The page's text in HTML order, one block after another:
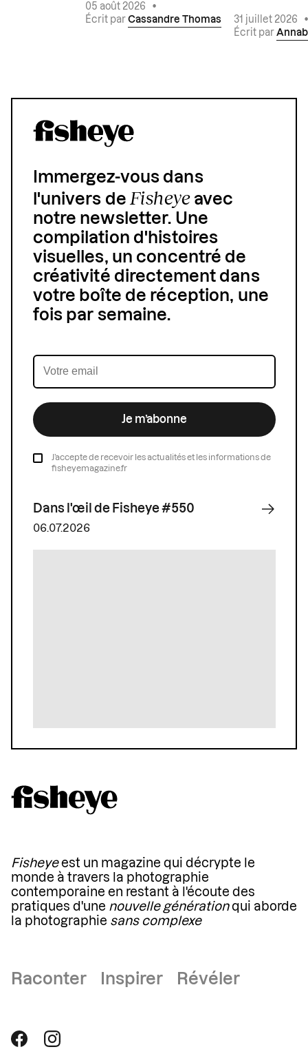
05 août 2026
•
Écrit par Cassandre Thomas 31 juillet 2026
Écrit par
Immergez-vous dans
l'univers de Fisheyeavec
notre newsletter. Une
compilation d'histoires
visuelles, un concentré de
créativité directement dans
votre boîte de réception, une
fois par semaine.
Je m’abonne
J’accepte de recevoir les actualités et les informations de
fisheyemagazine.fr
Dans l'œil de Fisheye #550
06.07.2026
Fisheyeest un magazine qui décrypte le
monde à travers la photographie
contemporaine en restant à l'écoute des
pratiques d'une nouvelle générationqui aborde
la photographie sans complexe
Raconter Inspirer Révéler